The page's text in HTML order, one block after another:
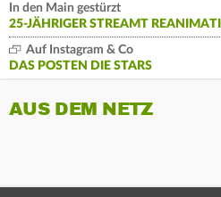
In den Main gestürzt
25-JÄHRIGER STREAMT
Auf Instagram & Co
DAS POSTEN DIE STARS
AUS DEM NETZ